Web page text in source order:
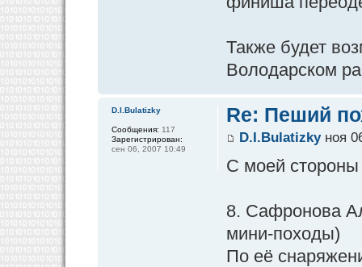
Также будет
Володарском
Re: Пеший
D.I.Bulatizkyноя
С моей стороны
8. Сафронова
мини-походы)
По её
D.I.Bulatizky
Сообщения: 117
Зарегистрирован:
сен 06, 2007 10:49